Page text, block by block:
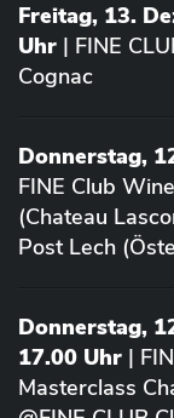
Freitag, 13.
Uhr | FINE
Cognac
Donnerstag,
FINE Club
(Chateau
Post Lech
Donnerstag,
17.00 Uhr |
Masterclass